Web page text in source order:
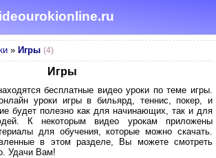
» Игры (4)
Игры
бесплатные видео уроки по теме игры.
уроки игры в бильярд, теннис, покер, и
будет полезно как для начинающих, так и для
К некоторым видео урокам приложены
для обучения, которые можно скачать.
в этом разделе, Вы можете смотреть
Удачи Вам!